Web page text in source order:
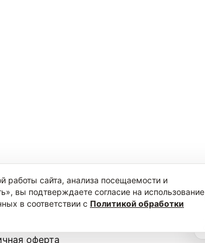
оферта
работы сайта, анализа посещаемости и
вы подтверждаете согласие на использование
в соответствии с Политикой обработки